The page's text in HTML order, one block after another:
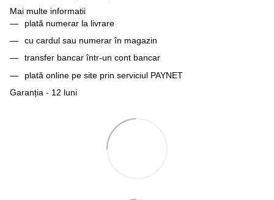
Mai multe informatii
plată numerar la livrare
cu cardul sau numerar în magazin
transfer bancar într-un cont bancar
plată online pe site prin serviciul PAYNET
Garanția - 12 luni